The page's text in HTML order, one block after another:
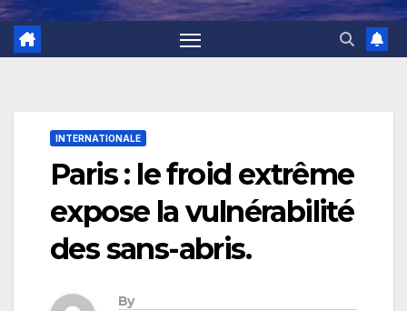
INTERNATIONALE
Paris : le froid extrême
expose la vulnérabilité
des sans-abris.
By